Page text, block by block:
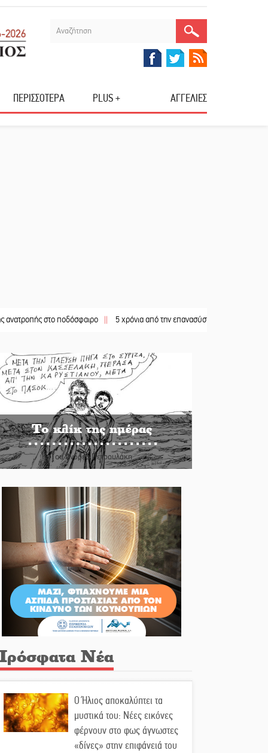
ΠΕΡΙΣΣΟΤΕΡΑ PLUS + ΑΓΓΕΛΙΕΣ
στο ποδόσφαιρο || 5 χρόνια από την επανασύσταση της ΙΜ Παναγίας
Το κλίκ της ημέρας
Του Ανδρέα Πετρουλάκη
Νέα
Ο Ήλιος αποκαλύπτει τα
μυστικά του: Νέες εικόνες
φέρνουν στο φως άγνωστες
«δίνες» στην επιφάνειά του